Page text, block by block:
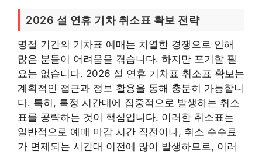
2026 설 연휴 기차 취소표 확보 전략
명절 기간의 기차표 예매는 치열한 경쟁으로 인해
많은 분들이 어려움을 겪습니다. 하지만 포기할 필
요는 없습니다. 2026 설 연휴 기차표 취소표 확보는
계획적인 접근과 정보 활용을 통해 충분히 가능합니
다. 특히, 특정 시간대에 집중적으로 발생하는 취소
표를 공략하는 것이 핵심입니다. 이러한 취소표는
일반적으로 예매 마감 시간 직전이나, 취소 수수료
가 면제되는 시간대 이전에 많이 발생하므로, 이러